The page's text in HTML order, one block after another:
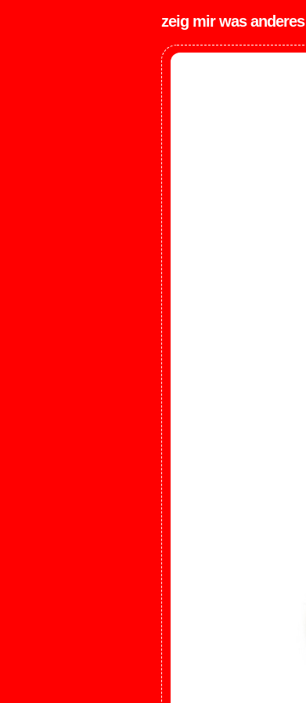
zeig mir was anderes